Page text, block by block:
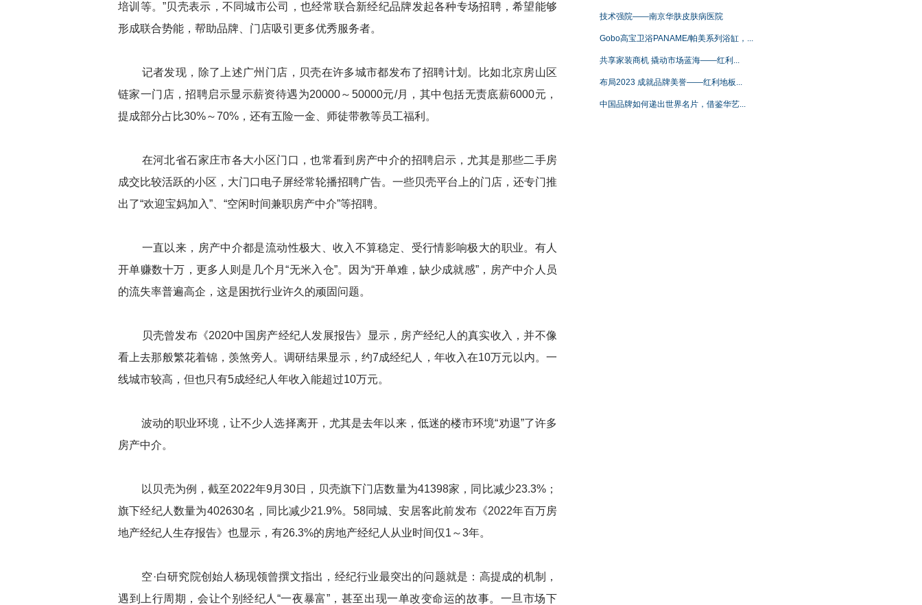
培训等。”贝壳表示，不同城市公司，也经常联合新经纪品牌发起各种专场招聘，希望能够
形成联合势能，帮助品牌、门店吸引更多优秀服务者。
记者发现，除了上述广州门店，贝壳在许多城市都发布了招聘计划。比如北京房山区
链家一门店，招聘启示显示薪资待遇为20000～50000元/月，其中包括无责底薪6000元，
提成部分占比30%～70%，还有五险一金、师徒带教等员工福利。
在河北省石家庄市各大小区门口，也常看到房产中介的招聘启示，尤其是那些二手房
成交比较活跃的小区，大门口电子屏经常轮播招聘广告。一些贝壳平台上的门店，还专门推
出了“欢迎宝妈加入”、“空闲时间兼职房产中介”等招聘。
一直以来，房产中介都是流动性极大、收入不算稳定、受行情影响极大的职业。有人
开单赚数十万，更多人则是几个月“无米入仓”。因为“开单难，缺少成就感”，房产中介人员
的流失率普遍高企，这是困扰行业许久的顽固问题。
贝壳曾发布《2020中国房产经纪人发展报告》显示，房产经纪人的真实收入，并不像
看上去那般繁花着锦，羡煞旁人。调研结果显示，约7成经纪人，年收入在10万元以内。一
线城市较高，但也只有5成经纪人年收入能超过10万元。
波动的职业环境，让不少人选择离开，尤其是去年以来，低迷的楼市环境“劝退”了许多
房产中介。
以贝壳为例，截至2022年9月30日，贝壳旗下门店数量为41398家，同比减少23.3%；
旗下经纪人数量为402630名，同比减少21.9%。58同城、安居客此前发布《2022年百万房
地产经纪人生存报告》也显示，有26.3%的房地产经纪人从业时间仅1～3年。
空·白研究院创始人杨现领曾撰文指出，经纪行业最突出的问题就是：高提成的机制，
遇到上行周期，会让个别经纪人“一夜暴富”，甚至出现一单改变命运的故事。一旦市场下
技术强院——南京华肤皮肤病医院
Gobo高宝卫浴PANAME/帕美系列浴缸，...
共享家装商机 撬动市场蓝海——红利...
布局2023 成就品牌美誉——红利地板...
中国品牌如何递出世界名片，借鉴华艺...